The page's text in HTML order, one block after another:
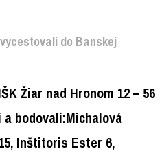
do Banskej
Žiar nad Hronom 12 – 56
a bodovali:Michalová
Inštitoris Ester 6,